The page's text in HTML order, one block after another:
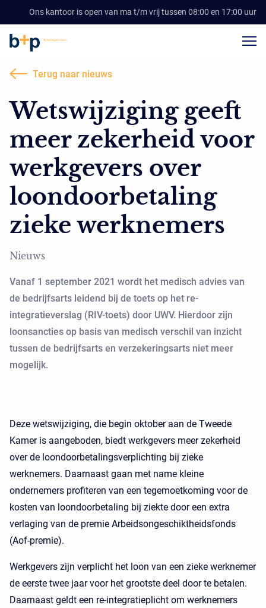
Ons kantoor is open van ma t/m vrij tussen 08:00 en 17:00 uur
Terug naar nieuws
Wetswijziging geeft
meer zekerheid voor
werkgevers over
loondoorbetaling
zieke werknemers
Nieuws
Vanaf 1 september 2021 wordt het medisch advies van
de bedrijfsarts leidend bij de toets op het re-
integratieverslag (RIV-toets) door UWV. Hierdoor zijn
loonsancties op basis van medisch verschil van inzicht
tussen de bedrijfsarts en verzekeringsarts niet meer
mogelijk.
Deze wetswijziging, die begin oktober aan de Tweede
Kamer is aangeboden, biedt werkgevers meer zekerheid
over de loondoorbetalingsverplichting bij zieke
werknemers. Daarnaast gaan met name kleine
ondernemers profiteren van een tegemoetkoming voor de
kosten van loondoorbetaling bij ziekte door een extra
verlaging van de premie Arbeidsongeschiktheidsfonds
(Aof-premie).
Werkgevers zijn verplicht het loon van een zieke werknemer
de eerste twee jaar voor het grootste deel door te betalen.
Daarnaast geldt een re-integratieplicht om werknemers